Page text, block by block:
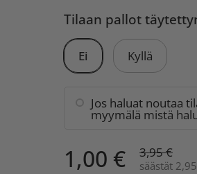
Tilaan pallot
Ei Kyllä
Jos haluat noutaa
myymälä mistä
1,00 € 3,95 €
säästät